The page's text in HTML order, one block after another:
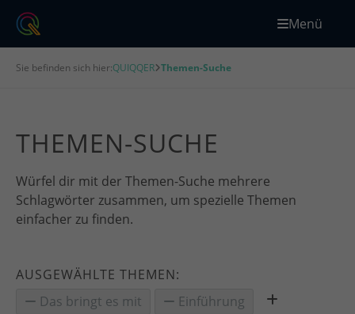
Menü
Sie befinden sich hier:QUIQQER Themen-Suche
THEMEN-SUCHE
Würfel dir mit der Themen-Suche mehrere
Schlagwörter zusammen, um spezielle Themen
einfacher zu finden.
AUSGEWÄHLTE THEMEN:
Das bringt es mit
Einführung